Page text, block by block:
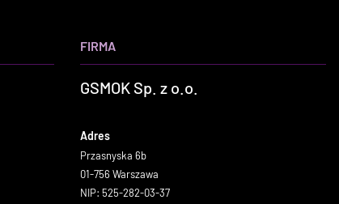
FIRMA
GSMOK Sp. z o.o.
Adres
Przasnyska 6b
01-756 Warszawa
NIP: 525-282-03-37